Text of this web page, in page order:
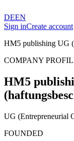
DEEN
Sign inCreate account
HM5 publishing UG
COMPANY
HM5
UG (Entrepreneurial
FOUNDED